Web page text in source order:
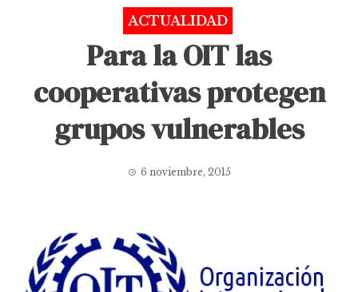
ACTUALIDAD
Para la OIT las
cooperativas protegen
grupos vulnerables
6 noviembre, 2015